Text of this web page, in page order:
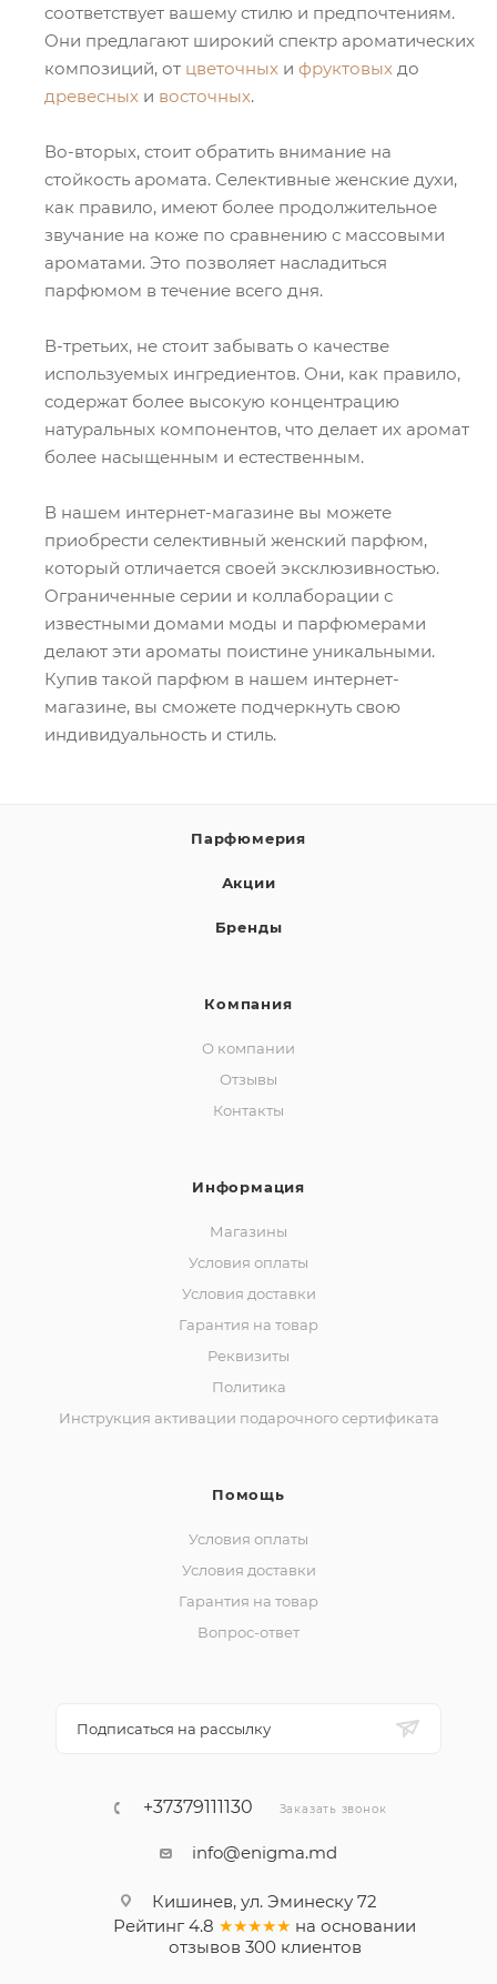
соответствует вашему стилю и предпочтениям.
Они предлагают широкий спектр ароматических
композиций, от цветочных и фруктовых до
древесных и восточных.
Во-вторых, стоит обратить внимание на
стойкость аромата. Селективные женские духи,
как правило, имеют более продолжительное
звучание на коже по сравнению с массовыми
ароматами. Это позволяет насладиться
парфюмом в течение всего дня.
В-третьих, не стоит забывать о качестве
используемых ингредиентов. Они, как правило,
содержат более высокую концентрацию
натуральных компонентов, что делает их аромат
более насыщенным и естественным.
В нашем интернет-магазине вы можете
приобрести селективный женский парфюм,
который отличается своей эксклюзивностью.
Ограниченные серии и коллаборации с
известными домами моды и парфюмерами
делают эти ароматы поистине уникальными.
Купив такой парфюм в нашем интернет-
магазине, вы сможете подчеркнуть свою
индивидуальность и стиль.
Парфюмерия
Акции
Бренды
Компания
О компании
Отзывы
Контакты
Информация
Магазины
Условия оплаты
Условия доставки
Гарантия на товар
Реквизиты
Политика
Инструкция активации подарочного сертификата
Помощь
Условия оплаты
Условия доставки
Гарантия на товар
Вопрос-ответ
Подписаться на рассылку
+37379111130 Заказать звонок
info@enigma.md
Кишинев, ул. Эминеску 72
Рейтинг 4.8 ★★★★★ на основании
отзывов 300клиентов